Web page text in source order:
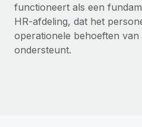
functioneert als een
HR-afdeling, dat het
operationele behoeften van
ondersteunt.